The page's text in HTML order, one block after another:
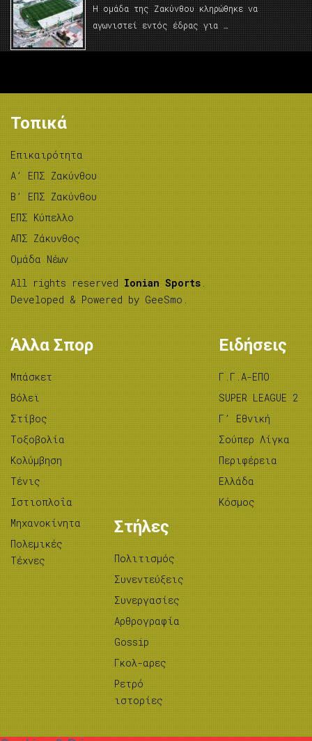
Η ομάδα της Ζακύνθου κληρώθηκε να
αγωνιστεί εντός έδρας για …
Τοπικά
Επικαιρότητα
A’ ΕΠΣ Ζακύνθου
B’ ΕΠΣ Ζακύνθου
ΕΠΣ Κύπελλο
ΑΠΣ Ζάκυνθος
Ομάδα Νέων
All rights reserved Ionian Sports .
Developed & Powered by GeeSmo .
Άλλα Σπορ
Μπάσκετ
Βόλεϊ
Στίβος
Tοξοβολία
Κολύμβηση
Τένις
Ιστιοπλοΐα
Μηχανοκίνητα
Πολεμικές
Τέχνες
Ειδήσεις
Γ.Γ.Α-ΕΠΟ
SUPER LEAGUE 2
Γ’ Εθνική
Σούπερ Λίγκα
Περιφέρεια
Ελλάδα
Κόσμος
Στήλες
Πολιτισμός
Συνεντεύξεις
Συνεργασίες
Αρθρογραφία
Gossip
Γκολ-αρες
Ρετρό
ιστορίες